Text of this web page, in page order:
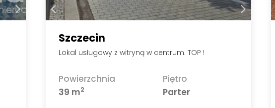
Szczecin
Lokal usługowy z witryną w centrum. TOP !
Powierzchnia
39 m2
Piętro
Parter